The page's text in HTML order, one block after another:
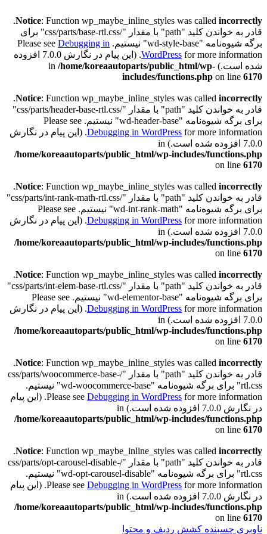
Notice: Function wp_maybe_inline_styles was called incorrectly
.
قادر به خواندن کلید "path" با مقدار "/css/parts/base-rtl.css" برای
برگه شیوه‌نامه "wd-style-base" نیستیم. Please see
Debugging in
WordPress
for more information. (این پیام در نگارش 7.0.0 افزوده
شده است.) in /home/koreaautoparts/public_html/wp-
includes/functions.php on line 6170
Notice: Function wp_maybe_inline_styles was called incorrectly
.
قادر به خواندن کلید "path" با مقدار "/css/parts/header-base-rtl.css"
برای برگه شیوه‌نامه "wd-header-base" نیستیم. Please see
Debugging in WordPressfor more information. (این پیام در نگارش
7.0.0 افزوده شده است.) in
/home/koreaautoparts/public_html/wp-includes/functions.php
on line 6170
Notice: Function wp_maybe_inline_styles was called incorrectly
.
قادر به خواندن کلید "path" با مقدار "/css/parts/int-rank-math-rtl.css"
برای برگه شیوه‌نامه "wd-int-rank-math" نیستیم. Please see
Debugging in WordPressfor more information. (این پیام در نگارش
7.0.0 افزوده شده است.) in
/home/koreaautoparts/public_html/wp-includes/functions.php
on line 6170
Notice: Function wp_maybe_inline_styles was called incorrectly
.
قادر به خواندن کلید "path" با مقدار "/css/parts/int-elem-base-rtl.css"
برای برگه شیوه‌نامه "wd-elementor-base" نیستیم. Please see
Debugging in WordPressfor more information. (این پیام در نگارش
7.0.0 افزوده شده است.) in
/home/koreaautoparts/public_html/wp-includes/functions.php
on line 6170
Notice: Function wp_maybe_inline_styles was called incorrectly
.
قادر به خواندن کلید "path" با مقدار "/css/parts/woocommerce-base-
rtl.css" برای برگه شیوه‌نامه "wd-woocommerce-base" نیستیم.
Please see Debugging in WordPress
for more information. (این پیام
در نگارش 7.0.0 افزوده شده است.) in
/home/koreaautoparts/public_html/wp-includes/functions.php
on line 6170
Notice: Function wp_maybe_inline_styles was called incorrectly
.
قادر به خواندن کلید "path" با مقدار "/css/parts/opt-carousel-disable-
rtl.css" برای برگه شیوه‌نامه "wd-opt-carousel-disable" نیستیم.
Please see Debugging in WordPress
for more information. (این پیام
در نگارش 7.0.0 افزوده شده است.) in
/home/koreaautoparts/public_html/wp-includes/functions.php
on line 6170
ناوبری چسبنده کشش ردیف و محتوا